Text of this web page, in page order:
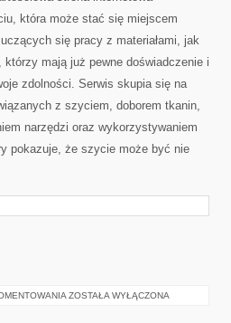
która może stać się miejscem
się pracy z materiałami, jak
którzy mają już pewne doświadczenie i
zdolności. Serwis skupia się na
z szyciem, doborem tkanin,
narzędzi oraz wykorzystywaniem
pokazuje, że szycie może być nie
USUWANIE
ZOSTAŁA WYŁĄCZONA